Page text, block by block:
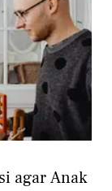
agar Anak